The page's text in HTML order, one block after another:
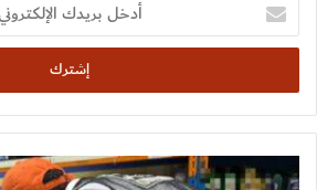
بريدك
الإلكتروني